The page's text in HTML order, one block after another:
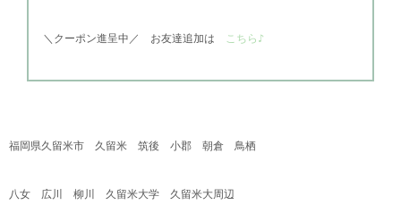
＼ クーポン進呈中／ お友達追加は こちら♪
福岡県久留米市 久留米 筑後 小郡 朝倉 鳥栖
八女 広川 柳川 久留米大学 久留米大周辺